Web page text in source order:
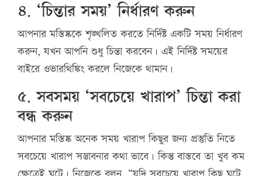
৪. ‘চিন্তার সময়’ নির্ধারণ করুন
আপনার মস্তিষ্ককে শৃঙ্খলিত করতে নির্দিষ্ট একটি সময় নির্ধারণ
করুন, যখন আপনি শুধু চিন্তা করবেন। এই নির্দিষ্ট সময়ের
বাইরে ওভারথিঙ্কিং করলে নিজেকে থামান।
৫. সবসময় ‘সবচেয়ে খারাপ’ চিন্তা করা
বন্ধ করুন
আপনার মস্তিষ্ক অনেক সময় খারাপ কিছুর জন্য প্রস্তুতি নিতে
সবচেয়ে খারাপ সম্ভাবনার কথা ভাবে। কিন্তু বাস্তবে তা খুব কম